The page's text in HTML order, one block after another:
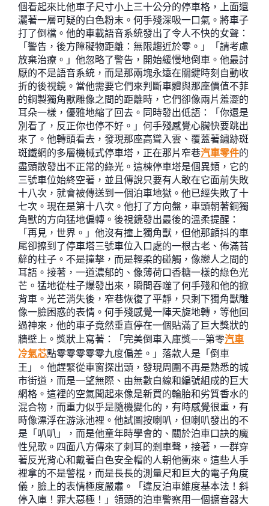
個看起來比他車子尺寸小上三十公分的停車格，上面還
灑著一層可疑的白色粉末。何手殘深吸一口氣。將車子
打了倒檔。他的車載語音系統發出了令人不快的女聲：
「警告，後方障礙物距離：無限趨近於零。」「請考慮
放棄治療。」他忽略了警告，開始緩慢地倒車。他最討
厭的不是語音系統，而是那兩塊永遠在關鍵時刻自動收
折的後視鏡。當他需要它們來判斷車體與那座價值不菲
的銅製獨角獸雕像之間的距離時，它們卻像兩片羞澀的
耳朵一樣，優雅地縮了回去。同時發出低語：「你還是
別看了，反正你也停不好。」何手殘感覺心臟快要跳出
來了。他轉頭看去，發現那座高聳入雲、覆蓋著鏽跡斑
斑鐵網的多層機械式停車塔，正在那片窄巷汽車零件的
盡頭散發出不正常的綠光。這棟停車塔是個異類，它的
三號車位始終空著，並且傳說只要有人敢在它面前失敗
十八次，就會被傳送到一個泊車地獄。他已經失敗了十
七次。現在是第十八次。他打了方向盤，車頭朝著銅獨
角獸的方向猛地偏轉。後視鏡發出最後的溫柔提醒：
「再見，世界。」他沒有撞上獨角獸，但他那顫抖的車
尾卻擦到了停車塔三號車位入口處的一根古老、佈滿苔
蘚的柱子。不是撞擊，而是輕柔的碰觸，像戀人之間的
耳語。接著，一道濃郁的、像薄荷口香糖一樣的綠色光
芒。猛地從柱子爆發出來，瞬間吞噬了何手殘和他的掀
背車。光芒消失後，窄巷恢復了平靜，只剩下獨角獸雕
像一臉困惑的表情。何手殘感覺一陣天旋地轉，等他回
過神來，他的車子竟然垂直停在一個貼滿了巨大獎狀的
牆壁上。獎狀上寫著：「完美倒車入庫獎——第零汽車
冷氣芯點零零零零零九度偏差。」落款人是「倒車
王」。他趕緊從車窗探出頭，發現周圍不再是熟悉的城
市街道，而是一望無際、由無數白線和編號組成的巨大
網格。這裡的空氣聞起來像是新買的輪胎和劣質香水的
混合物，而重力似乎是隨機變化的，有時感覺很重，有
時像漂浮在游泳池裡。他試圖按喇叭，但喇叭發出的不
是「叭叭」，而是他童年時學會的、關於泊車口訣的魔
性兒歌。四面八方傳來了刺耳的剎車聲，接著，一群穿
著反光背心和戴著白色安全帽的人朝他衝來。這些人手
裡拿的不是警棍，而是長長的測量尺和巨大的電子角度
儀，臉上的表情極度嚴肅。「違反泊車維度基本法！斜
停入庫！罪大惡極！」領頭的泊車警察用一個擴音器大